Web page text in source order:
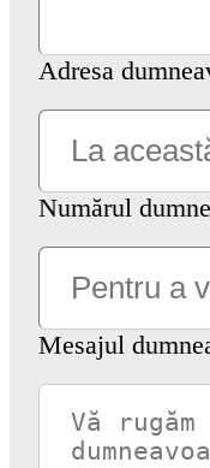
Adresa
Numărul
Mesajul